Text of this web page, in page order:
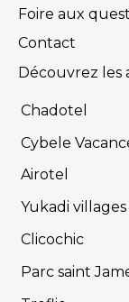
Aucune
Foire aux
Contact
Découvrez les
Chadotel
Cybele
Airotel
Yukadi villages
Clicochic
Parc saint